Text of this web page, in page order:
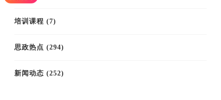
培训课程 (7)
思政热点 (294)
新闻动态 (252)